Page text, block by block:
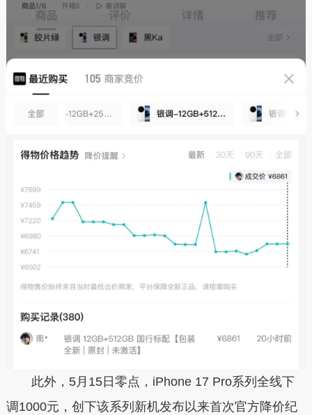
此外， 5月15日零点， iPhone 17 Pro系列 全线下
调1000元，创下该系列新机发布以来首次官方降价纪